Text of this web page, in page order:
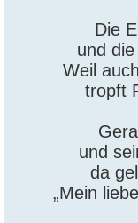
Die
und
Weil
tropft
und
da
„Mein